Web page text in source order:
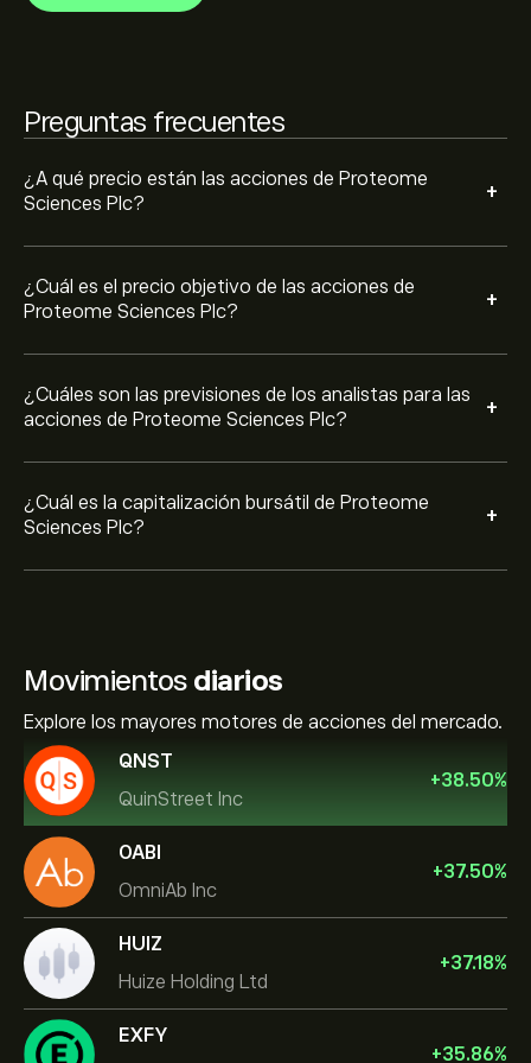
Preguntas frecuentes
¿A qué precio están las acciones de Proteome
Sciences Plc?
+
¿Cuál es el precio objetivo de las acciones de
Proteome Sciences Plc?
+
¿Cuáles son las previsiones de los analistas para las
acciones de Proteome Sciences Plc?
+
conocer la evolución futura de los precios.
¿Cuál es la capitalización bursátil de Proteome
Sciences Plc?
+
Movimientos diarios
Explore los mayores motores de acciones del mercado.
QNST
QuinStreet Inc
+38.50%
OABI
OmniAb Inc
+37.50%
HUIZ
Huize Holding Ltd
+37.18%
EXFY
+35.86%